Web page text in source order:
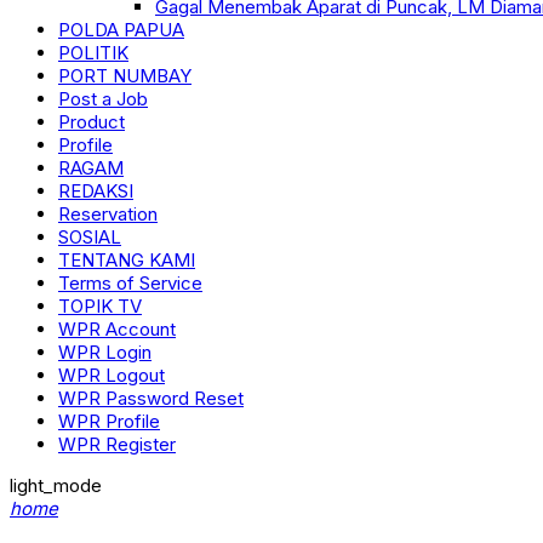
Gagal Menembak Aparat di Puncak, LM
POLDA PAPUA
POLITIK
PORT NUMBAY
Post a Job
Product
Profile
RAGAM
REDAKSI
Reservation
SOSIAL
TENTANG KAMI
Terms of Service
TOPIK TV
WPR Account
WPR Login
WPR Logout
WPR Password Reset
WPR Profile
WPR Register
light_mode
home